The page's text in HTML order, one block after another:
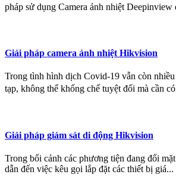
pháp sử dụng Camera ảnh nhiệt
Giải pháp camera ảnh nhiệt Hikvision
Trong tình hình dịch Covid-19 vẫn còn
tạp, không thể khống chế tuyệt đối mà cần
Giải pháp giám sát di động Hikvision
Trong bối cảnh các phương tiện đang đối
dẫn đến việc kêu gọi lắp đặt các thiết bị giá...